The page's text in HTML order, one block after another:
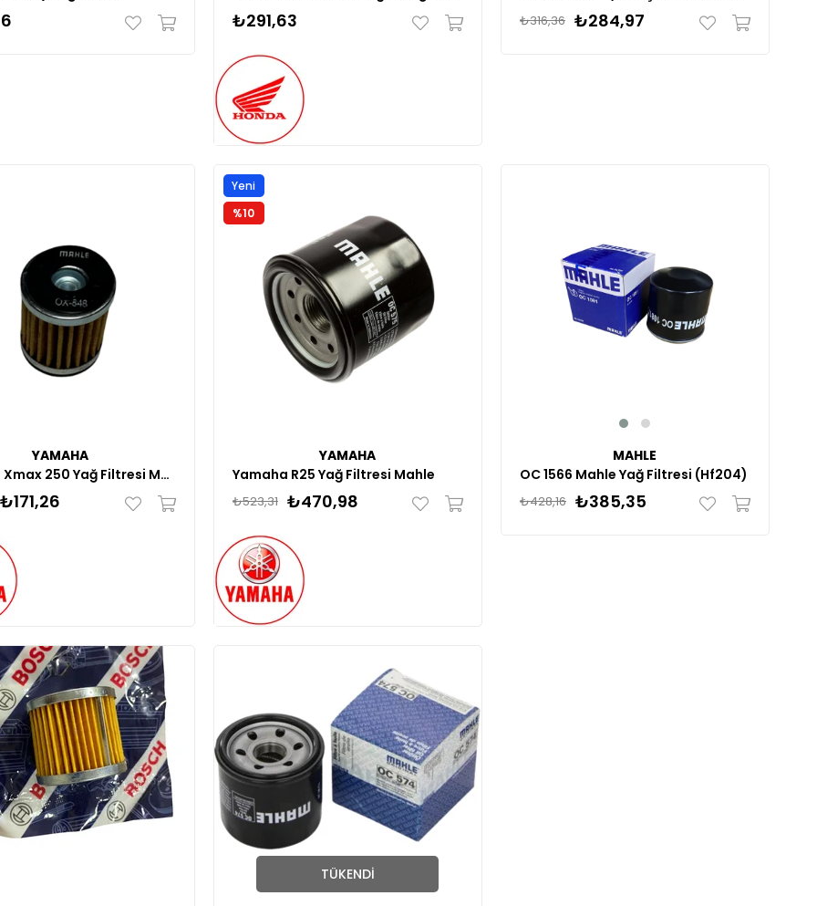
₺291,63 ₺284,97
₺316,36
YAMAHA
Yamaha Xmax 250 Yağ Filtresi Mahle
₺171,26
YAMAHA
Yamaha R25 Yağ Filtresi Mahle
₺470,98
₺523,31
Yeni
Ürün
%10
MAHLE
OC 1566 Mahle Yağ Filtresi (Hf204)
₺385,35
₺428,16
TÜKENDI